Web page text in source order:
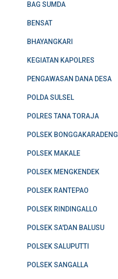
BAG SUMDA
BENSAT
BHAYANGKARI
KEGIATAN KAPOLRES
PENGAWASAN DANA DESA
POLDA SULSEL
POLRES TANA TORAJA
POLSEK BONGGAKARADENG
POLSEK MAKALE
POLSEK MENGKENDEK
POLSEK RANTEPAO
POLSEK RINDINGALLO
POLSEK SA'DAN BALUSU
POLSEK SALUPUTTI
POLSEK SANGALLA